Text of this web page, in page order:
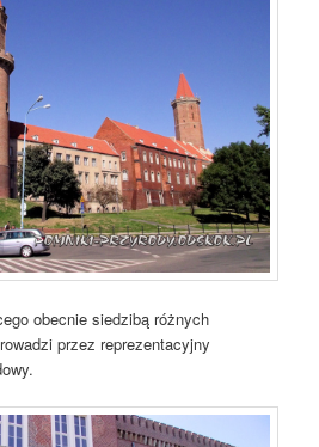
obecnie siedzibą różnych
przez reprezentacyjny